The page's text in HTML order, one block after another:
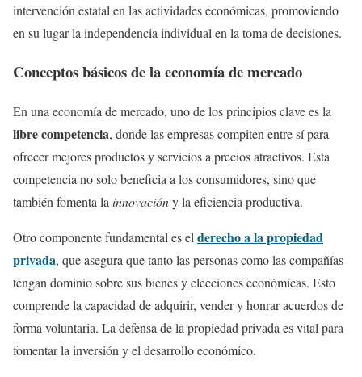
intervención estatal en las actividades económicas, promoviendo
en su lugar la independencia individual en la toma de decisiones.
Conceptos básicos de la economía de mercado
En una economía de mercado, uno de los principios clave es la
libre competencia, donde las empresas compiten entre sí para
ofrecer mejores productos y servicios a precios atractivos. Esta
competencia no solo beneficia a los consumidores, sino que
también fomenta la innovacióny la eficiencia productiva.
Otro componente fundamental es el derecho a la propiedad
privada, que asegura que tanto las personas como las compañías
tengan dominio sobre sus bienes y elecciones económicas. Esto
comprende la capacidad de adquirir, vender y honrar acuerdos de
forma voluntaria. La defensa de la propiedad privada es vital para
fomentar la inversión y el desarrollo económico.